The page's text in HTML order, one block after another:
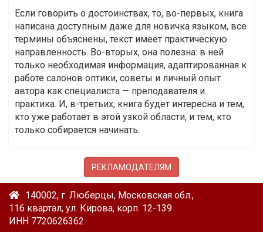
Если говорить о достоинствах, то, во-первых, книга
написана доступным даже для новичка языком, все
термины объяснены, текст имеет практическую
направленность. Во-вторых, она полезна: в ней
только необходимая информация, адаптированная к
работе салонов оптики, советы и личный опыт
автора как специалиста — преподавателя и
практика. И, в-третьих, книга будет интересна и тем,
кто уже работает в этой узкой области, и тем, кто
только собирается начинать.
РЕКЛАМОДАТЕЛЯМ
140002, г. Люберцы, Московская обл.,
116 квартал, ул. Кирова, корп. 12-139
ИНН 7720626362